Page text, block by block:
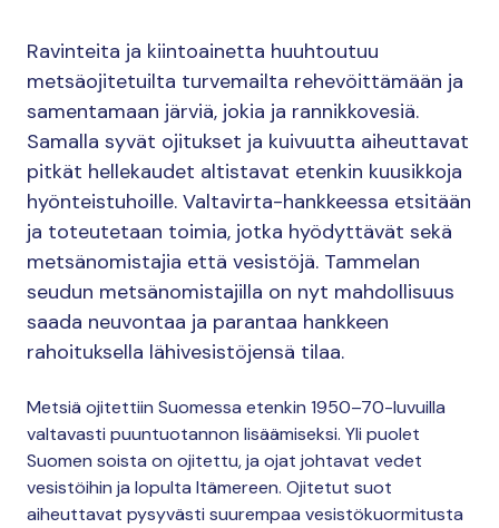
Ravinteita ja kiintoainetta huuhtoutuu
metsäojitetuilta turvemailta rehevöittämään ja
samentamaan järviä, jokia ja rannikkovesiä.
Samalla syvät ojitukset ja kuivuutta aiheuttavat
pitkät hellekaudet altistavat etenkin kuusikkoja
hyönteistuhoille. Valtavirta-hankkeessa etsitään
ja toteutetaan toimia, jotka hyödyttävät sekä
metsänomistajia että vesistöjä. Tammelan
seudun metsänomistajilla on nyt mahdollisuus
saada neuvontaa ja parantaa hankkeen
rahoituksella lähivesistöjensä tilaa.
Metsiä ojitettiin Suomessa etenkin 1950–70-luvuilla
valtavasti puuntuotannon lisäämiseksi. Yli puolet
Suomen soista on ojitettu, ja ojat johtavat vedet
vesistöihin ja lopulta Itämereen. Ojitetut suot
aiheuttavat pysyvästi suurempaa vesistökuormitusta